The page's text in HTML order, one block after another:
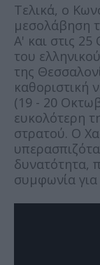
Τελικά, ο
μεσολάβηση
Α' και στις
του
της
καθοριστική
(19 - 20
ευκολότερη
στρατού. Ο
δυνατότητα,
συμφωνία